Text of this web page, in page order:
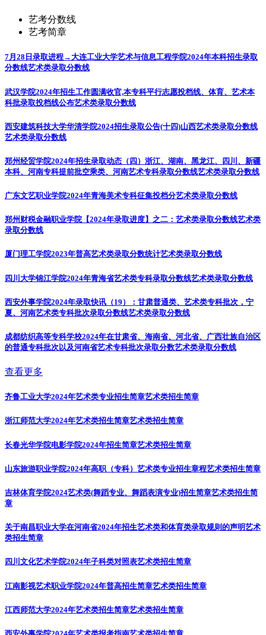
艺考分数线
艺考简章
7月28日录取进程→大连工业大学艺术与信息工程学院2024年本科招生录取
分数线艺术类录取分数线
武汉学院2024年招生工作圆满收官,本专科平行志愿投档线、体育、艺术本
科批录取投档线公布艺术类录取分数线
西安建筑科技大学华清学院2024招生录取公告(十四)山西艺术类录取分数线
艺术类录取分数线
郑州经贸学院2024年招生录取动态（四）浙江、湖南、黑龙江、四川、新疆
本科、河南专科提前批空乘类、河南艺术专科录取分数线艺术类录取分数线
广东文艺职业学院2024年青海美术专科征集投档分艺术类录取分数线
郑州财税金融职业学院【2024年录取进度】之二：艺术类录取分数线艺术类
录取分数线
厦门理工学院2023年普高艺术类录取分数统计艺术类录取分数线
四川大学锦江学院2024年青海省艺术类专科录取分数线艺术类录取分数线
西安外事学院2024年录取快讯（19）：甘肃普通类、艺术类专科批次，宁
夏、河南艺术类专科批次录取分数线艺术类录取分数线
成都纺织高等专科学校2024年在甘肃省、海南省、河北省、广西壮族自治区
的普通专科批次以及河南省艺术专科批次录取分数艺术类录取分数线
查看更多
齐鲁工业大学2024年艺术类专业招生简章艺术类招生简章
浙江师范大学2024年艺术类招生简章艺术类招生简章
长春光华学院电影学院2024年招生简章艺术类招生简章
山东旅游职业学院2024年高职（专科）艺术类专业招生章程艺术类招生简章
吉林体育学院2024艺术类(舞蹈专业、舞蹈表演专业)招生简章艺术类招生简
章
关于南昌职业大学在河南省2024年招生艺术类和体育类录取规则的声明艺术
类招生简章
四川文化艺术学院2024年子科类对照表艺术类招生简章
江南影视艺术职业学院2024年普高招生简章艺术类招生简章
江西师范大学2024年艺术类招生简章艺术类招生简章